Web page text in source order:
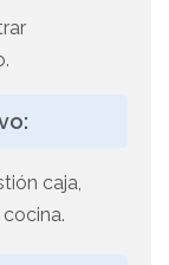
caja,